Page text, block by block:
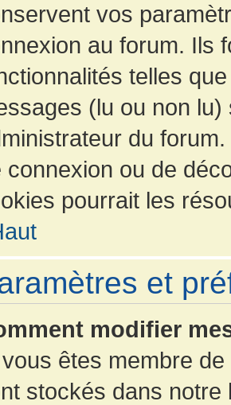
vos
au forum. Ils
telles
(lu ou non
du
connexion ou de
pourrait les
et
modifier
êtes membre
stockés dans